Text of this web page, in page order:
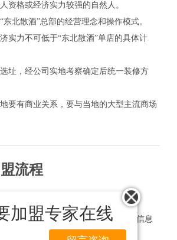
加盟专家在线
格或经济实力较强的自然人。
散酒”总部的经营理念和操作模式。
力不可低于“东北散酒”单店的具体计
，经公司实地考察确定后统一装修方
有商业关系，要与当地的大型主流商场
流程
盟商更好要提前了解下项目的基本信息